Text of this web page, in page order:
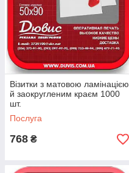
Візитки з матовою ламінацією
й заокругленим краєм 1000
шт.
Послуга
768 ₴